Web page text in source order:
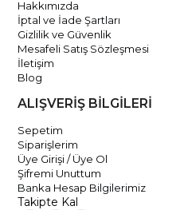
Hakkımızda
İptal ve İade Şartları
Gizlilik ve Güvenlik
Mesafeli Satış Sözleşmesi
İletişim
Blog
ALIŞVERİŞ BİLGİLERİ
Sepetim
Siparişlerim
Üye Girişi / Üye Ol
Şifremi Unuttum
Banka Hesap Bilgilerimiz
Takipte Kal